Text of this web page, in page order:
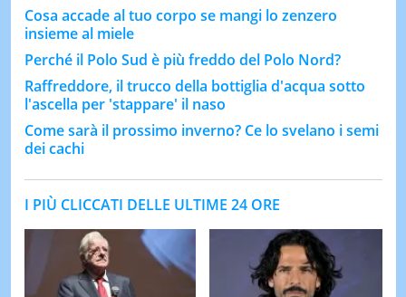
Cosa accade al tuo corpo se mangi lo zenzero
insieme al miele
Perché il Polo Sud è più freddo del Polo Nord?
Raffreddore, il trucco della bottiglia d'acqua sotto
l'ascella per 'stappare' il naso
Come sarà il prossimo inverno? Ce lo svelano i semi
dei cachi
I PIÙ CLICCATI DELLE ULTIME 24 ORE